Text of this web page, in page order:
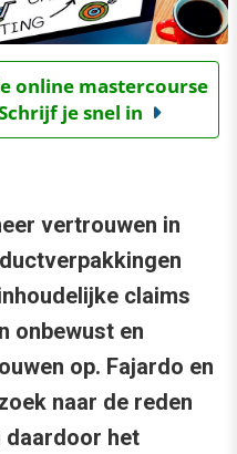
online mastercourse
je snel in
vertrouwen in
claims
onbewust en
op. Fajardo en
naar de reden
daardoor het